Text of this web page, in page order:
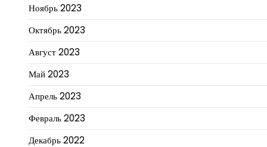
Ноябрь 2023
Октябрь 2023
Август 2023
Май 2023
Апрель 2023
Февраль 2023
Декабрь 2022